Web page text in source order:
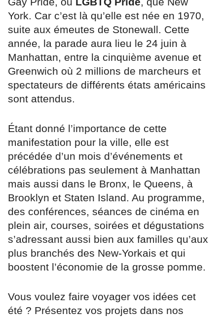
York. Car c’est là qu’elle est née en 1970,
suite aux émeutes de Stonewall. Cette
année, la parade aura lieu le 24 juin à
Manhattan, entre la cinquième avenue et
Greenwich où 2 millions de marcheurs et
spectateurs de différents états américains
sont attendus.
Étant donné l’importance de cette
manifestation pour la ville, elle est
précédée d’un mois d’événements et
célébrations pas seulement à Manhattan
mais aussi dans le Bronx, le Queens, à
Brooklyn et Staten Island. Au programme,
des conférences, séances de cinéma en
plein air, courses, soirées et dégustations
s’adressant aussi bien aux familles qu’aux
plus branchés des New-Yorkais et qui
boostent l’économie de la grosse pomme.
Vous voulez faire voyager vos idées cet
été ? Présentez vos projets dans nos